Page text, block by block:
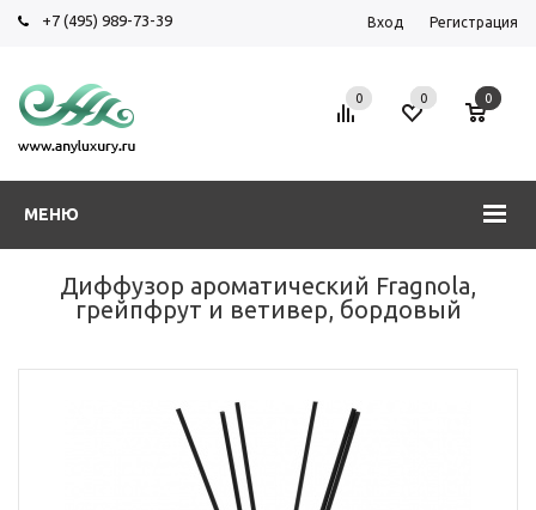
+7 (495) 989-73-39 Вход Регистрация
МЕНЮ
0 0 0
Диффузор ароматический Fragnola,
грейпфрут и ветивер, бордовый